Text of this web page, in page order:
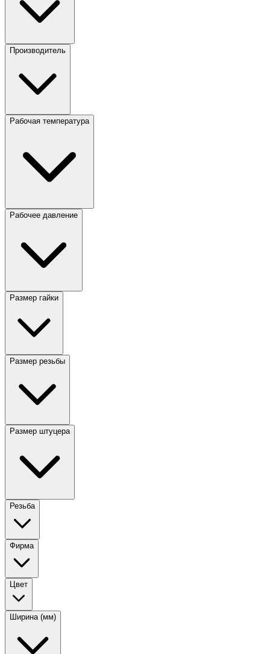
Производитель
Рабочая температура
Рабочее давление
Размер гайки
Размер резьбы
Размер штуцера
Резьба
Фирма
Цвет
Ширина (мм)